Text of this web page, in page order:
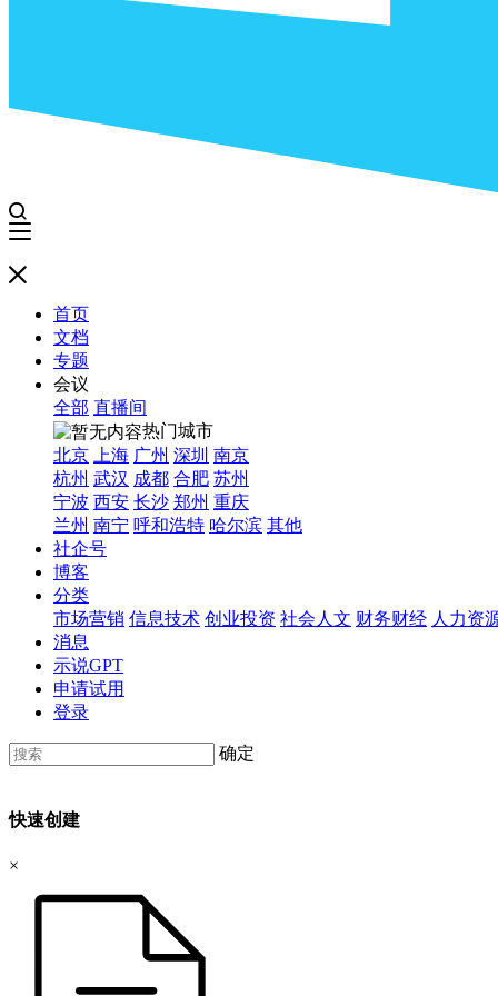
首页
文档
专题
会议
全部 直播间
热门城市
北京
上海 广州 深圳 南京
杭州 武汉 成都 合肥 苏州
宁波 西安 长沙 郑州 重庆
兰州 南宁 呼和浩特 哈尔滨 其他
社企号
博客
分类
市场营销 信息技术 创业投资 社会人文 财务财经 人力资
消息
示说GPT
申请试用
登录
确定
快速创建
×